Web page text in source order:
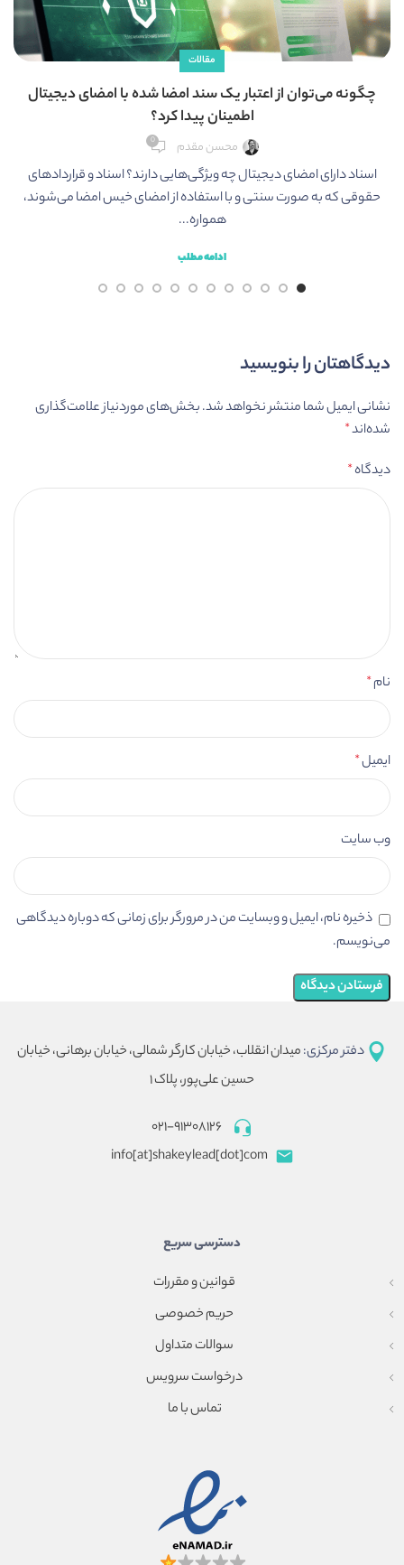
مقالات
چگونه می‌توان از اعتبار یک سند امضا شده با امضای دیجیتال
اطمینان پیدا کرد؟
محسن مقدم 0
اسناد دارای امضای دیجیتال چه ویژگی‌هایی دارند؟ اسناد و قراردادهای
حقوقی که به صورت سنتی و با استفاده از امضای خیس امضا می‌شوند،
همواره...
ادامه مطلب
دیدگاهتان را بنویسید
نشانی ایمیل شما منتشر نخواهد شد.بخش‌های موردنیاز علامت‌گذاری
شده‌اند*
دیدگاه*
نام*
ایمیل*
وب‌ سایت
ذخیره نام، ایمیل و وبسایت من در مرورگر برای زمانی که دوباره دیدگاهی
می‌نویسم.
دفتر مرکزی:میدان انقلاب، خیابان کارگر شمالی، خیابان برهانی، خیابان
حسین علی‌پور، پلاک ۱
۰۲۱-۹۱۳۰۸۱۲۶
دسترسی سریع
قوانین و مقررات
حریم خصوصی
سوالات متداول
درخواست سرویس
تماس با ما